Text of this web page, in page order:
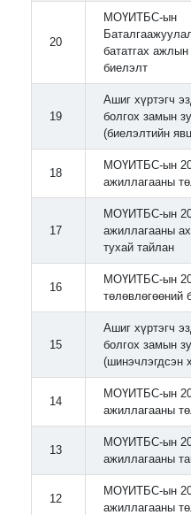
20
МОҮИТБС-ын
бататгах
биелэлт
19
Ашиг хүртэгч
болгох замын
(биелэлтийн
18
МОҮИТБС-ын
ажиллагааны
17
МОҮИТБС-ын
ажиллагааны
тухай тайлан
16
МОҮИТБС-ын
төлөвлөгөөний
15
Ашиг хүртэгч
болгох замын
(шинэчлэгдсэн
14
МОҮИТБС-ын
ажиллагааны
13
МОҮИТБС-ын
ажиллагааны
12
МОҮИТБС-ын
ажиллагааны